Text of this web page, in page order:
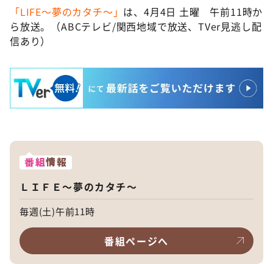
「LIFE～夢のカタチ～」 は、4月4日 土曜 午前11時か
ら放送。（ABCテレビ/関西地域で放送、TVer見逃し配
信あり）
番組情報
ＬＩＦＥ～夢のカタチ～
毎週(土)午前11時
番組ページへ